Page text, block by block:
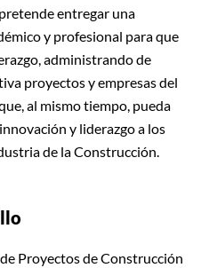
entregar una
y profesional para que
administrando de
proyectos y empresas del
al mismo tiempo, pueda
y liderazgo a los
de la Construcción.
Proyectos de Construcción